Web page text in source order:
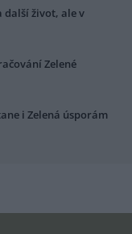
další život, ale v
Zelené
i Zelená úsporám